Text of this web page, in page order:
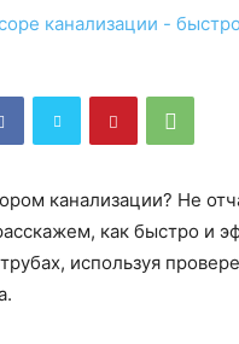
канализации? Не
как быстро и
используя